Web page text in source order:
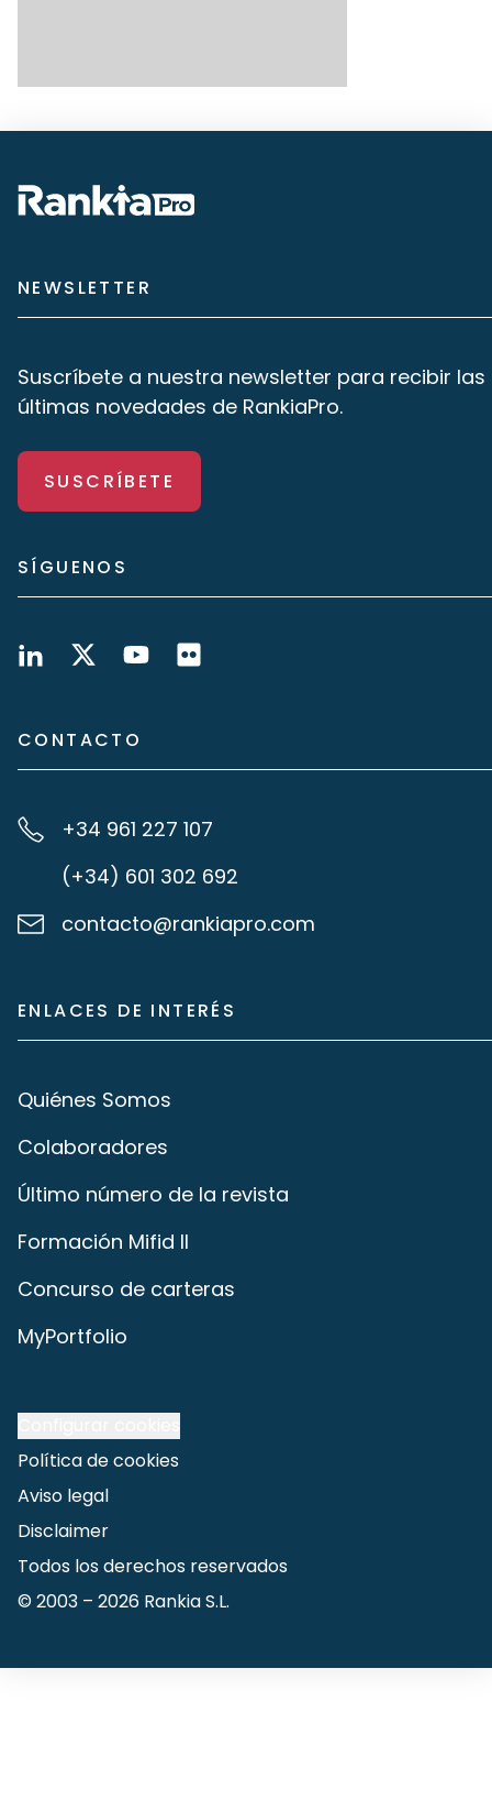
NEWSLETTER
Suscríbete a nuestra newsletter para recibir las
últimas novedades de RankiaPro.
SUSCRÍBETE
SÍGUENOS
CONTACTO
+34 961 227 107
(+34) 601 302 692
contacto@rankiapro.com
ENLACES DE INTERÉS
Quiénes Somos
Colaboradores
Último número de la revista
Formación Mifid II
Concurso de carteras
MyPortfolio
Política de cookies
Aviso legal
Disclaimer
Todos los derechos reservados
© 2003 – 2026 Rankia S.L.